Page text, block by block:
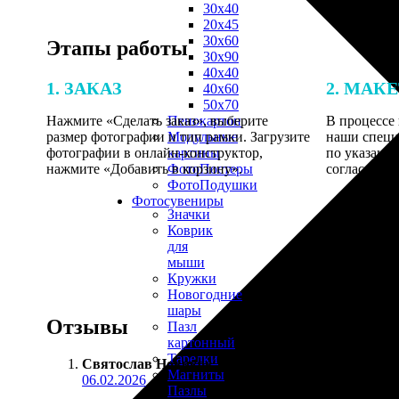
30х40
20х45
30х60
30х90
40х40
40х60
50х70
Пенокартон
Модульные
картины
ФотоПостеры
ФотоПодушки
Фотоcувениры
Значки
Коврик
для
мыши
Кружки
Новогодние
шары
Пазл
картонный
Тарелки
Магниты
Пазлы
Этапы работы
1. ЗАКАЗ
Нажмите «Сделать заказ», выберите
размер фотографии и тип рамки. Загрузите
фотографии в онлайн-конструктор,
нажмите «Добавить в корзину».
2.
В процессе
наши
по
Отзывы
Святослав Новиков :
06.02.2026